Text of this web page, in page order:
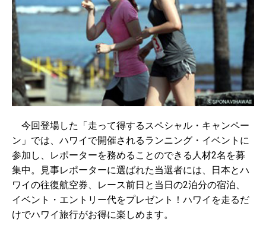
今回登場した「走って得するスペシャル・キャンペー
ン」では、ハワイで開催されるランニング・イベントに
参加し、レポーターを務めることのできる人材2名を募
集中。見事レポーターに選ばれた当選者には、日本とハ
ワイの往復航空券、レース前日と当日の2泊分の宿泊、
イベント・エントリー代をプレゼント！ハワイを走るだ
けでハワイ旅行がお得に楽しめます。